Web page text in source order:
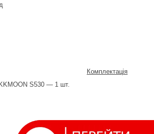
Комплектація
S530 — 1 шт.